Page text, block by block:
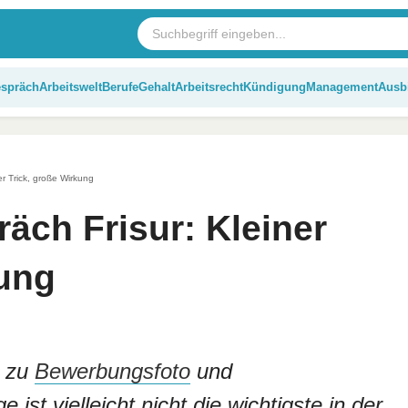
ArbeitsweltBerufeGehaltArbeitsrechtKündigung Management
Trick, große Wirkung
Frisur: Kleiner
zu Bewerbungsfotound